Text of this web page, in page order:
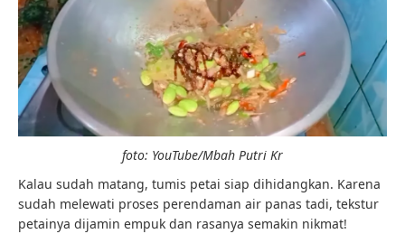
foto: YouTube/Mbah Putri Kr
Kalau sudah matang, tumis petai siap dihidangkan. Karena
sudah melewati proses perendaman air panas tadi, tekstur
petainya dijamin empuk dan rasanya semakin nikmat!